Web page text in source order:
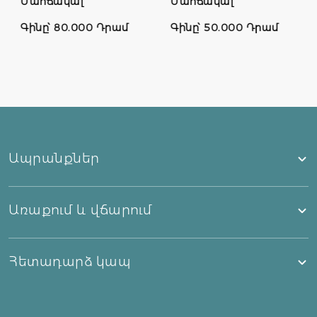
Գինը՝ 80.000 Դրամ Գինը՝ 50.000 Դրամ
Ապրանքներ
Առաքում և վճարում
Հետադարձ կապ